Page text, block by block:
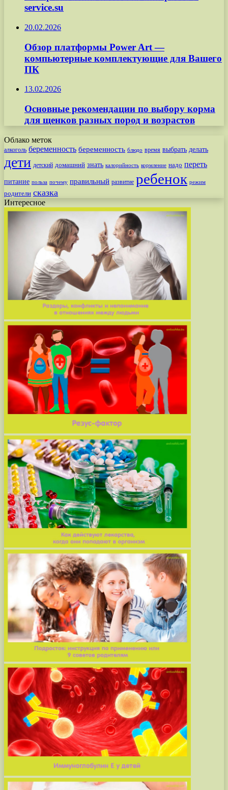
service.su
20.02.2026
Обзор платформы Power Art —
компьютерные комплектующие для Вашего
ПК
13.02.2026
Основные рекомендации по выбору корма
для щенков разных пород и возрастов
Облако меток
алкоголь беременность беременность блюдо время выбрать делать
дети детский домашний знать калорийность кормление надо переть
питание польза почему правильный развитие ребенок режим
родители сказка
Интересное